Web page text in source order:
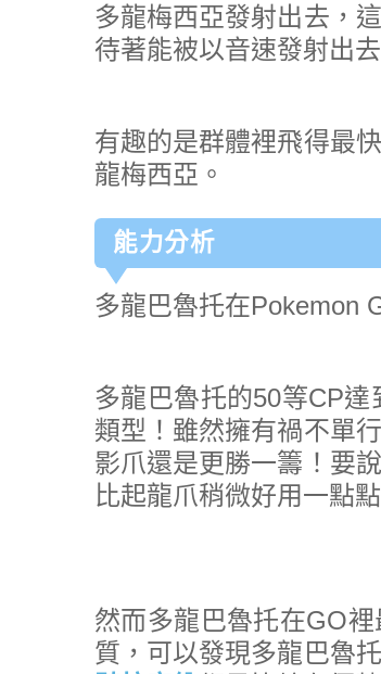
多龍梅西亞發射出去，
待著能被以音速發射出去
有趣的是群體裡飛得最
龍梅西亞。
能力分析
多龍巴魯托在Pokemon
多龍巴魯托的50等CP
類型！雖然擁有禍不單
影爪還是更勝一籌！要
比起龍爪稍微好用一點
然而多龍巴魯托在GO
質，可以發現多龍巴魯